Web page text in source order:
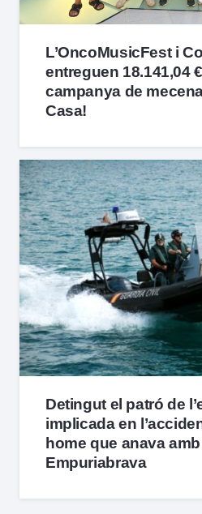
L’OncoMusicFest i
entreguen 18.141,04
campanya de
Casa!
Detingut el patró de
implicada en
home que anava
Empuriabrava